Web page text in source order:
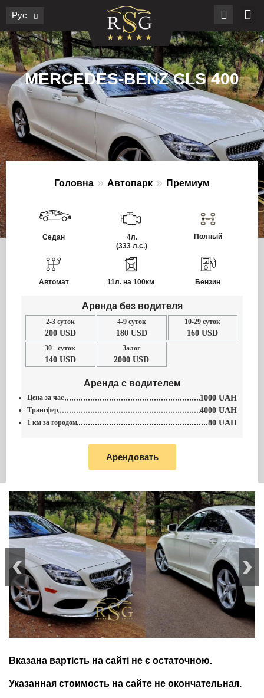
Рус
MERCEDES-BENZ CLS 400
Вказана вартість на сайті не є остаточною.
Указанная стоимость на сайте не окончательная.
Головна » Автопарк » Премиум
Седан
4л.
(333 л.с.)
Полный
Автомат 11л. на 100км Бензин
Аренда без водителя
2-3 суток
200 USD
4-9 суток
180 USD
10-29 суток
160 USD
30+ суток
140 USD
Залог
2000 USD
Аренда с водителем
Цена за час 1000 UAH
Трансфер 4000 UAH
1 км за городом 80 UAH
Арендовать